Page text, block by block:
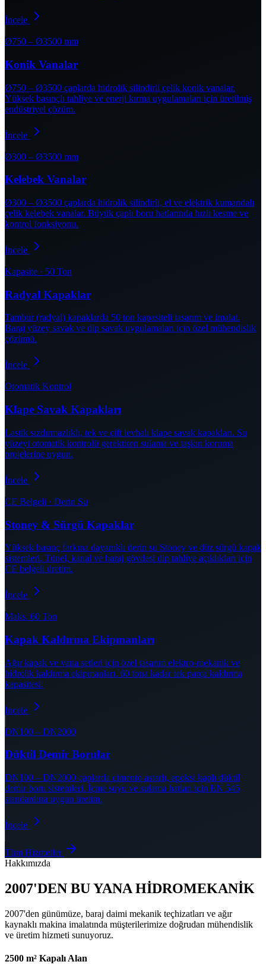
İncele
Ø750 – Ø3500 mm
Konik Vanalar
Ø750 – Ø3500 çaplarda hidrolik silindirli çelik konik vanalar.
Yüksek basınçlı tahliye ve enerji kırma uygulamaları için üretilmiş
endüstriyel çözüm.
İncele
Ø300 – Ø3500 mm
Kelebek Vanalar
Ø300 – Ø3500 çaplarda hidrolik silindirli, el ve elektrik kumandalı
çelik kelebek vanalar. Büyük çaplı boru hatlarında hızlı kesme ve
kontrol fonksiyonu.
İncele
Kapasite · 50 Ton
Radyal Kapaklar
Tambur (radyal) kapaklarda 50 ton kapasiteli tasarım ve imalat.
Baraj yüzey savak ve dip savak uygulamaları için özel mühendislik
çözümü.
İncele
Otomatik Kontrol
Klape Savak Kapakları
Lastik sızdırmazlıklı, tek ve çift levhalı klape savak kapakları. Su
yüzeyi otomatik kontrolü gerektiren sulama ve taşkın koruma
projelerine uygun.
İncele
CE Belgeli · Derin Su
Stoney & Sürgü Kapaklar
Yüksek basınç farkına dayanıklı derin su Stoney ve düz sürgü kapak
sistemleri. Tünel, kanal ve baraj gövdesi dip tahliye açıklıkları için
CE belgeli üretim.
İncele
Maks. 60 Ton
Kapak Kaldırma Ekipmanları
Ağır kapak ve vana setleri için özel tasarım elektro-mekanik ve
hidrolik kaldırma ekipmanları. 60 tona kadar tek parça kaldırma
kapasitesi.
İncele
DN100 – DN2000
Düktil Demir Borular
DN100 – DN2000 çaplarda çimento astarlı, epoksi kaplı düktil
demir boru sistemleri. İçme suyu ve sulama hatları için EN 545
standardına uygun üretim.
İncele
Tüm Hizmetler
Hakkımızda
2007'DEN BU YANA HİDROMEKANİK
2007'den günümüze, baraj daimi mekanik teçhizatları ve ağır
kaynaklı makina imalatında müşterilerimize doğrudan mühendislik
ve üretim hizmeti sunuyoruz.
2500 m² Kapalı Alan